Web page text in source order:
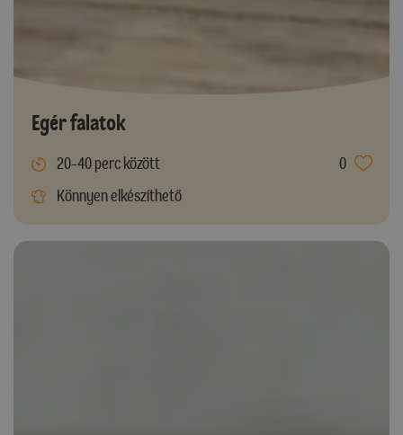
Egér falatok
20-40 perc között
0
Könnyen elkészíthető